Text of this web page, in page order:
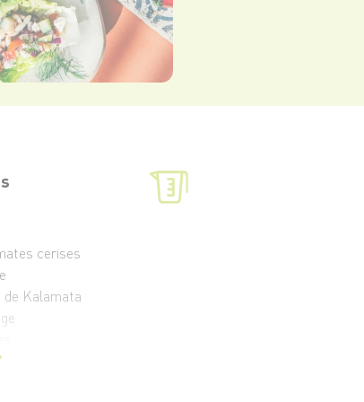
cerises
de Kalamata